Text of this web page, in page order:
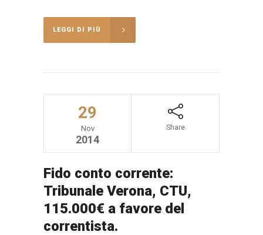
LEGGI DI PIÙ
29
Nov
2014
Share
Fido conto corrente:
Tribunale Verona, CTU,
115.000€ a favore del
correntista.